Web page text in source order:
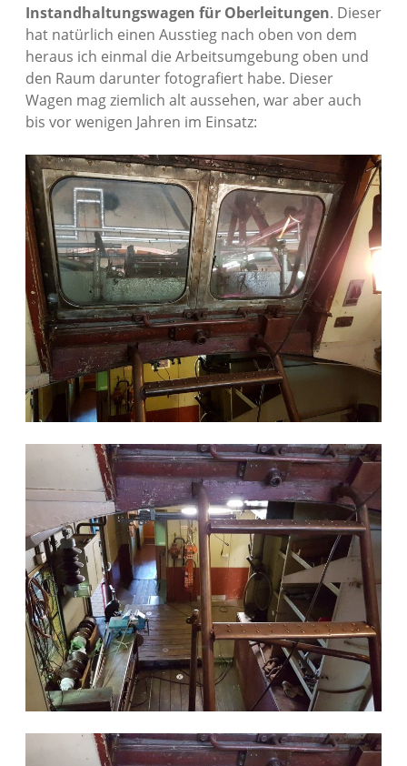
Instandhaltungswagen für Oberleitungen. Dieser
hat natürlich einen Ausstieg nach oben von dem
heraus ich einmal die Arbeitsumgebung oben und
den Raum darunter fotografiert habe. Dieser
Wagen mag ziemlich alt aussehen, war aber auch
bis vor wenigen Jahren im Einsatz: